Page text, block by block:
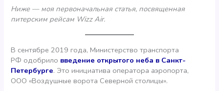
Ниже — моя первоначальная статья, посвященная
питерским рейсам Wizz Air.
В сентябре 2019 года, Министерство транспорта
РФ одобрило введение открытого неба в Санкт-
Петербурге. Это инициатива оператора аэропорта,
ООО «Воздушные ворота Северной столицы».